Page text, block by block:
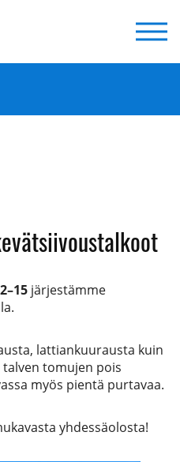
järjestämme
lattiankuurausta kuin
tomujen pois
myös pientä purtavaa.
yhdessäolosta!